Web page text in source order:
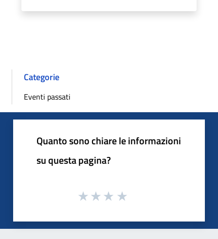
Categorie
Eventi passati
Quanto sono chiare le informazioni
su questa pagina?